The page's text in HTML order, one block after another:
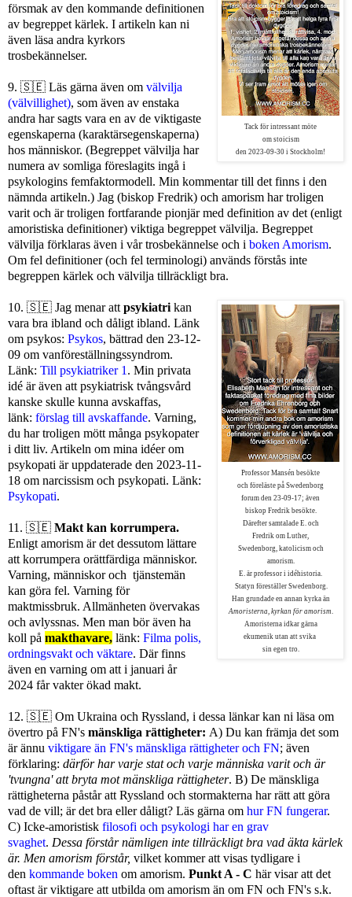
Tack för intressant möte
om stoicism
den 2023-09-30 i Stockholm!
försmak av den kommande definitionen
av begreppet kärlek. I artikeln kan ni
även läsa andra kyrkors
trosbekännelser.
9. 🇸🇪 Läs gärna även om välvilja
(välvillighet), som även av enstaka
andra har sagts vara en av de viktigaste
egenskaperna (karaktärsegenskaperna)
hos människor. (Begreppet välvilja har
numera av somliga föreslagits ingå i
psykologins femfaktormodell. Min kommentar till det finns i den
nämnda artikeln.) Jag (biskop Fredrik) och amorism har troligen
varit och är troligen fortfarande pionjär med definition av det (enligt
amoristiska definitioner) viktiga begreppet välvilja. Begreppet
välvilja förklaras även i vår trosbekännelse och i boken Amorism.
Om fel definitioner (och fel terminologi) används förstås inte
begreppen kärlek och välvilja tillräckligt bra.
Professor Mansén besökte
och föreläste på Swedenborg
forum den 23-09-17; även
biskop Fredrik besökte.
Därefter samtalade E. och
Fredrik om Luther,
Swedenborg, katolicism och
amorism.
E. är professor i idéhistoria.
Statyn föreställer Swedenborg.
Han grundade en annan kyrka än
Amoristerna, kyrkan för amorism
Amoristerna idkar gärna
ekumenik utan att svika
sin egen tro.
10. 🇸🇪 Jag menar att psykiatri kan
vara bra ibland och dåligt ibland. Länk
om psykos: Psykos, bättrad den 23-12-
09 om vanföreställningssyndrom.
Länk: Till psykiatriker 1 . Min privata
idé är även att psykiatrisk tvångsvård
kanske skulle kunna avskaffas,
länk: förslag till avskaffande. Varning,
du har troligen mött många psykopater
i ditt liv. Artikeln om mina idéer om
psykopati är uppdaterade den 2023-11-
18 om narcissism och psykopati. Länk:
Psykopati.
11. 🇸🇪 Makt kan korrumpera.
Enligt amorism är det dessutom lättare
att korrumpera orättfärdiga människor.
Varning, människor och tjänstemän
kan göra fel. Varning för
maktmissbruk. Allmänheten övervakas
och avlyssnas. Men man bör även ha
koll på makthavare, länk: Filma polis,
ordningsvakt och väktare. Där finns
även en varning om att i januari år
2024 får vakter ökad makt.
12. 🇸🇪 Om Ukraina och Ryssland, i dessa länkar kan ni läsa om
övertro på FN's mänskliga rättigheter: A) Du kan främja det som
är ännu viktigare än FN's mänskliga rättigheter och FN; även
förklaring: därför har varje stat och varje människa varit och är
'tvungna' att bryta mot mänskliga rättigheter. B) De mänskliga
rättigheterna påstår att Ryssland och stormakterna har rätt att göra
vad de vill; är det bra eller dåligt? Läs gärna om hur FN fungerar.
C) Icke-amoristisk filosofi och psykologi har en grav
svaghet. Dessa förstår nämligen inte tillräckligt bra vad äkta kärlek
är. Men amorism förstår, vilket kommer att visas tydligare i
den kommande boken om amorism. Punkt A - C här visar att det
oftast är viktigare att utbilda om amorism än om FN och FN's s.k.